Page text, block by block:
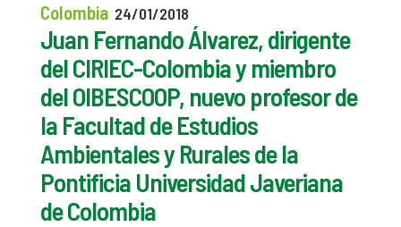
Colombia 24/01/2018
Juan Fernando Álvarez, dirigente
del CIRIEC-Colombia y miembro
del OIBESCOOP, nuevo profesor de
la Facultad de Estudios
Ambientales y Rurales de la
Pontificia Universidad Javeriana
de Colombia